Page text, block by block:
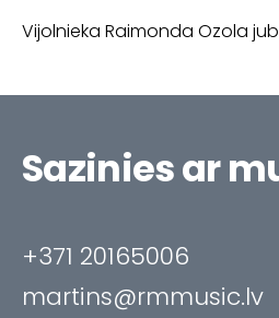
Vijolnieka Raimonda Ozola
Sazinies ar
+371 20165006
martins@rmmusic.lv